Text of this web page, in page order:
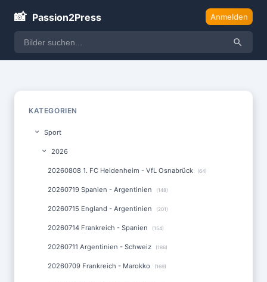
📸 Passion2Press Anmelden
KATEGORIEN
Sport
2026
20260808 1. FC Heidenheim - VfL Osnabrück (64)
20260719 Spanien - Argentinien (148)
20260715 England - Argentinien (201)
20260714 Frankreich - Spanien (154)
20260711 Argentinien - Schweiz (186)
20260709 Frankreich - Marokko (169)